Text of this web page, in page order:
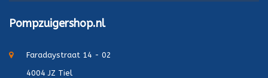
Pompzuigershop.nl
Faradaystraat 14 - 02
4004 JZ Tiel